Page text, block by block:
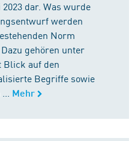
dar. Was wurde
werden
Norm
gehören unter
Blick auf den
Begriffe sowie
Mehr